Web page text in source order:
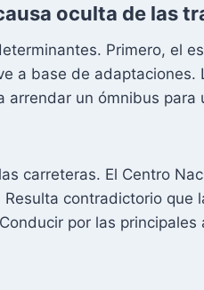
oculta de las
Primero, el
a base de
un ómnibus
carreteras. El Centro
contradictorio
por las